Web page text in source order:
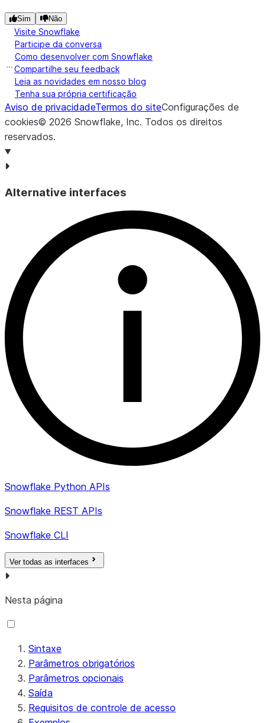
Sim Não
Visite Snowflake
Participe da conversa
Como desenvolver com Snowflake
Compartilhe seu feedback
Leia as novidades em nosso blog
Tenha sua própria certificação
Aviso de privacidadeTermos do siteConfigurações de
cookies© 2026 Snowflake, Inc. Todos os direitos
reservados.
Alternative interfaces
Snowflake Python APIs
Snowflake REST APIs
Snowflake CLI
Ver todas as interfaces
Nesta página
Sintaxe
Parâmetros obrigatórios
Parâmetros opcionais
Saída
Requisitos de controle de acesso